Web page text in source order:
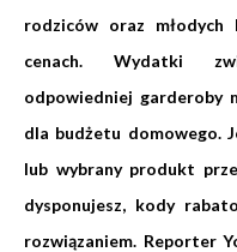
rodziców oraz
cenach. Wydatki
odpowiedniej garderoby
dla budżetu domowego.
lub wybrany produkt
dysponujesz, kody
rozwiązaniem. Reporter